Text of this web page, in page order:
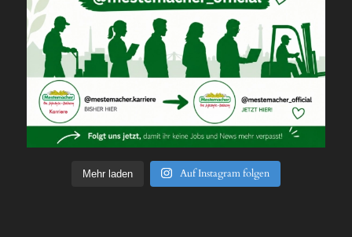
Mehr laden Auf Instagram folgen